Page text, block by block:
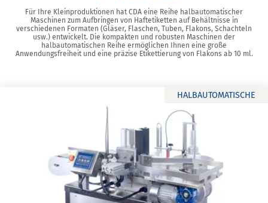
Für Ihre Kleinproduktionen hat CDA eine Reihe halbautomatischer
Maschinen zum Aufbringen von Haftetiketten auf Behältnisse in
verschiedenen Formaten (Gläser, Flaschen, Tuben, Flakons, Schachteln
usw.) entwickelt. Die kompakten und robusten Maschinen der
halbautomatischen Reihe ermöglichen Ihnen eine große
Anwendungsfreiheit und eine präzise Etikettierung von Flakons ab 10 ml.
HALBAUTOMATISCHE